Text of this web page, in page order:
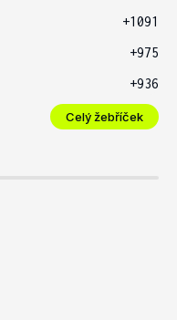
+1091
+975
+936
Celý žebříček